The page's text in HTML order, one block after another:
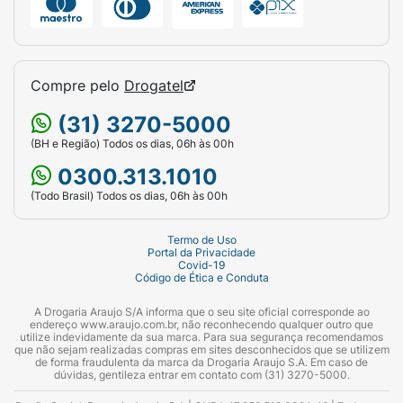
Palmitate (Palmitato de Isopropila), Dicaprylyl
Ether (Dicaprilil Éter), Caprylic/Capric
Triglyceride (Triglicerídeo Caprílico/Cáprico),
Sodium Lactate (Lactato de Sódio), Glycerin
(Glicerol), Sodium Ascorbyl Phosphate
(Ascorbil Fosfato de Sódio), Magnesium
Aluminum Silicate (Silicato de Magnésio
Alumínio), Persea Gratissima Oil (Óleo de
Persea Gratissima), Octyldodecanol
(Octildodecanol), Propylene Carbonate
(Carbonato de Propileno), Disteardimonium
Hectorite (Hectorita Diesteardimônio), Aqua
(Água), Tocopherol (Tocoferol), Parfum
Compre pelo Drogatel
(31) 3270-5000
(BH e Região) Todos os dias, 06h às 00h
0300.313.1010
(Todo Brasil) Todos os dias, 06h às 00h
Termo de Uso
Portal da Privacidade
Covid-19
Código de Ética e Conduta
A Drogaria Araujo S/A informa que o seu site oficial corresponde ao
endereço www.araujo.com.br, não reconhecendo qualquer outro que
utilize indevidamente da sua marca. Para sua segurança recomendamos
que não sejam realizadas compras em sites desconhecidos que se utilizem
de forma fraudulenta da marca da Drogaria Araujo S.A. Em caso de
dúvidas, gentileza entrar em contato com (31) 3270-5000.